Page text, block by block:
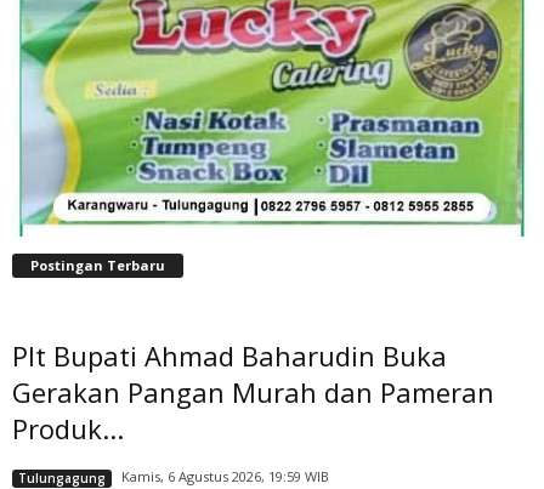
Postingan Terbaru
Plt Bupati Ahmad Baharudin Buka
Gerakan Pangan Murah dan Pameran
Produk...
Tulungagung Kamis, 6 Agustus 2026, 19:59 WIB